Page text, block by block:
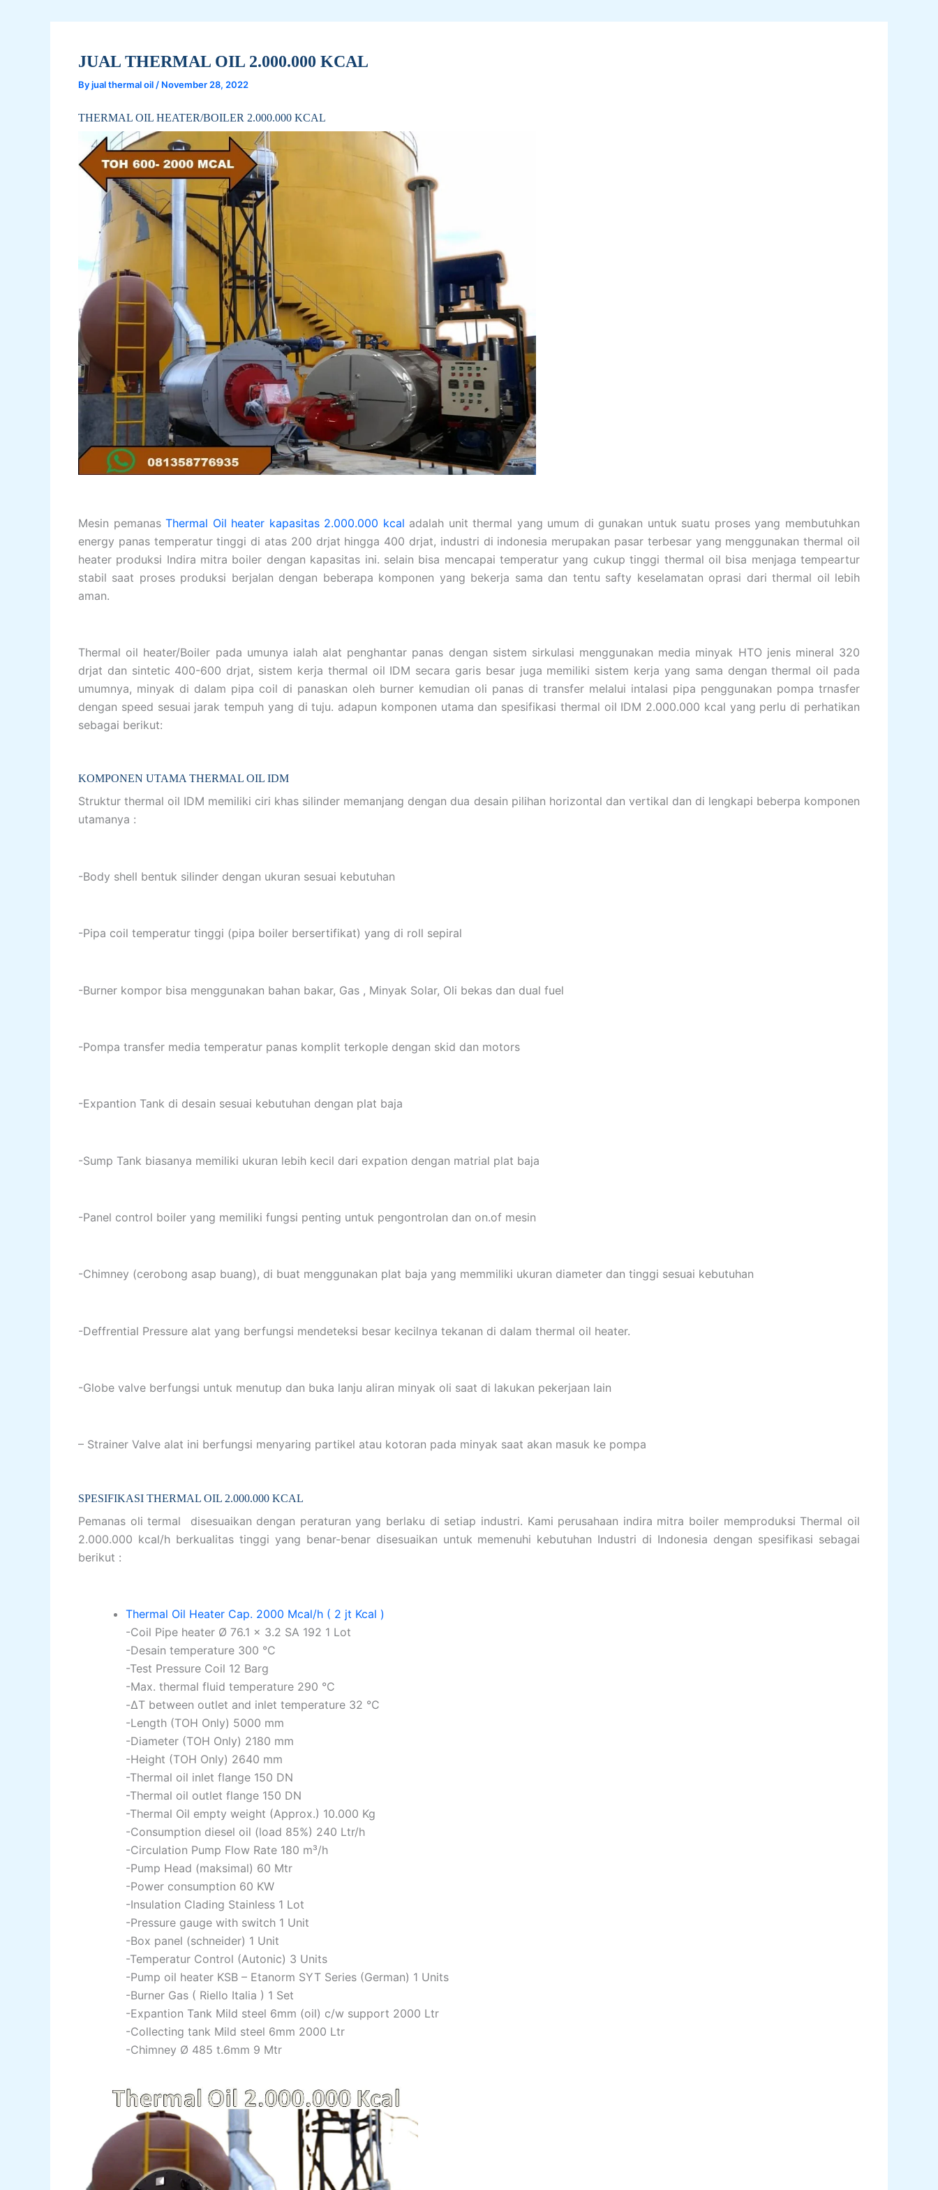
JUAL THERMAL OIL 2.000.000 KCAL
Byjual thermal oil / November 28, 2022
THERMAL OIL HEATER/BOILER 2.000.000 KCAL
Mesin pemanasThermal Oil heater kapasitas 2.000.000 kcal adalah unit thermal yang umum di gunakan untuk suatu proses yang membutuhkan
energy panas temperatur tinggi di atas 200 drjat hingga 400 drjat, industri di indonesia merupakan pasar terbesar yang menggunakan thermal oil
heater produksi Indira mitra boiler dengan kapasitas ini. selain bisa mencapai temperatur yang cukup tinggi thermal oil bisa menjaga tempeartur
stabil saat proses produksi berjalan dengan beberapa komponen yang bekerja sama dan tentu safty keselamatan oprasi dari thermal oil lebih
aman.
Thermal oil heater/Boiler pada umunya ialah alat penghantar panas dengan sistem sirkulasi menggunakan media minyak HTO jenis mineral 320
drjat dan sintetic 400-600 drjat, sistem kerja thermal oil IDM secara garis besar juga memiliki sistem kerja yang sama dengan thermal oil pada
umumnya, minyak di dalam pipa coil di panaskan oleh burner kemudian oli panas di transfer melalui intalasi pipa penggunakan pompa trnasfer
dengan speed sesuai jarak tempuh yang di tuju. adapun komponen utama dan spesifikasi thermal oil IDM 2.000.000 kcal yang perlu di perhatikan
sebagai berikut:
KOMPONEN UTAMA THERMAL OIL IDM
Struktur thermal oil IDM memiliki ciri khas silinder memanjang dengan dua desain pilihan horizontal dan vertikal dan di lengkapi beberpa komponen
utamanya :
-Body shell bentuk silinder dengan ukuran sesuai kebutuhan
-Pipa coil temperatur tinggi (pipa boiler bersertifikat) yang di roll sepiral
-Burner kompor bisa menggunakan bahan bakar, Gas , Minyak Solar, Oli bekas dan dual fuel
-Pompa transfer media temperatur panas komplit terkople dengan skid dan motors
-Expantion Tank di desain sesuai kebutuhan dengan plat baja
-Sump Tank biasanya memiliki ukuran lebih kecil dari expation dengan matrial plat baja
-Panel control boiler yang memiliki fungsi penting untuk pengontrolan dan on.of mesin
-Chimney (cerobong asap buang), di buat menggunakan plat baja yang memmiliki ukuran diameter dan tinggi sesuai kebutuhan
-Deffrential Pressure alat yang berfungsi mendeteksi besar kecilnya tekanan di dalam thermal oil heater.
-Globe valve berfungsi untuk menutup dan buka lanju aliran minyak oli saat di lakukan pekerjaan lain
– Strainer Valve alat ini berfungsi menyaring partikel atau kotoran pada minyak saat akan masuk ke pompa
SPESIFIKASI THERMAL OIL 2.000.000 KCAL
Pemanas oli termal disesuaikan dengan peraturan yang berlaku di setiap industri. Kami perusahaan indira mitra boiler memproduksi Thermal oil
2.000.000 kcal/h berkualitas tinggi yang benar-benar disesuaikan untuk memenuhi kebutuhan Industri di Indonesia dengan spesifikasi sebagai
berikut :
Thermal Oil Heater Cap. 2000 Mcal/h ( 2 jt Kcal )
-Coil Pipe heater Ø 76.1 x 3.2 SA 192 1 Lot
-Desain temperature 300 °C
-Test Pressure Coil 12 Barg
-Max. thermal fluid temperature 290 °C
-ΔΤ between outlet and inlet temperature 32 °C
-Length (TOH Only) 5000 mm
-Diameter (TOH Only) 2180 mm
-Height (TOH Only) 2640 mm
-Thermal oil inlet flange 150 DN
-Thermal oil outlet flange 150 DN
-Thermal Oil empty weight (Approx.) 10.000 Kg
-Consumption diesel oil (load 85%) 240 Ltr/h
-Circulation Pump Flow Rate 180 m³/h
-Pump Head (maksimal) 60 Mtr
-Power consumption 60 KW
-Insulation Clading Stainless 1 Lot
-Pressure gauge with switch 1 Unit
-Box panel (schneider) 1 Unit
-Temperatur Control (Autonic) 3 Units
-Pump oil heater KSB – Etanorm SYT Series (German) 1 Units
-Burner Gas ( Riello Italia ) 1 Set
-Expantion Tank Mild steel 6mm (oil) c/w support 2000 Ltr
-Collecting tank Mild steel 6mm 2000 Ltr
-Chimney Ø 485 t.6mm 9 Mtr